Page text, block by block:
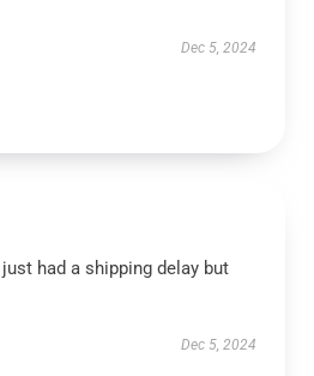
Dec 5, 2024
had a shipping delay but
Dec 5, 2024